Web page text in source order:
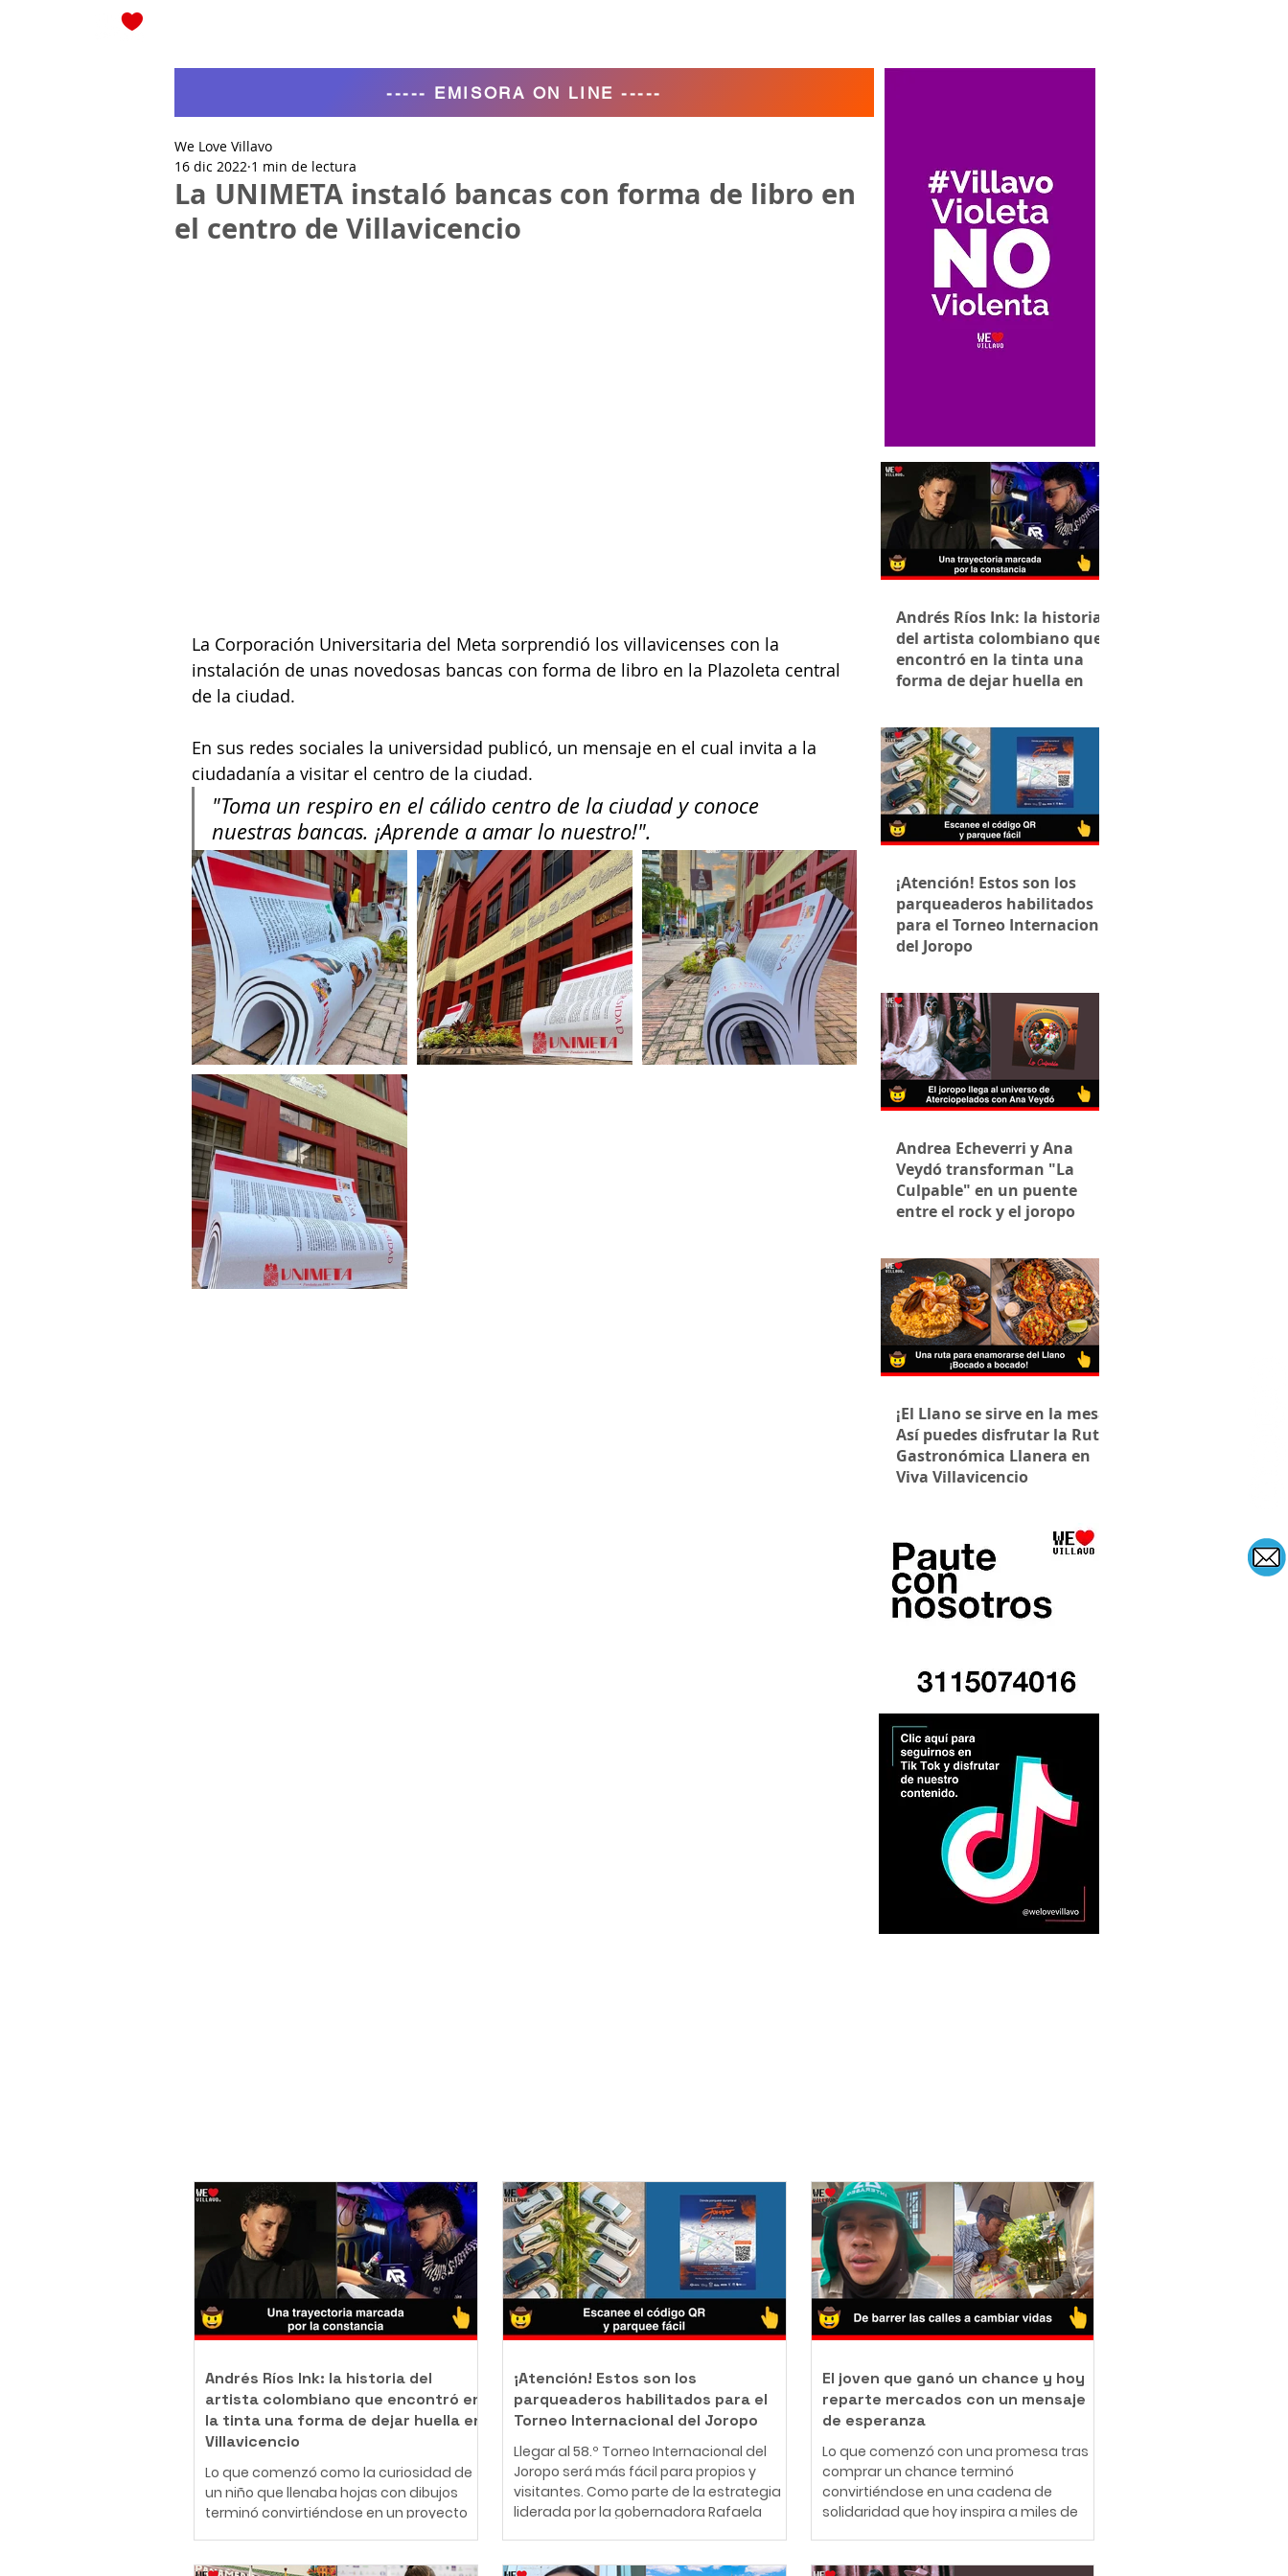
La UNIMETA instaló bancas con forma de libro en
el centro de Villavicencio
We Love Villavo
16 dic 2022 1 min de lectura
La Corporación Universitaria del Meta sorprendió los villavicenses con la
instalación de unas novedosas bancas con forma de libro en la Plazoleta central
de la ciudad.
En sus redes sociales la universidad publicó, un mensaje en el cual invita a la
ciudadanía a visitar el centro de la ciudad.
"Toma un respiro en el cálido centro de la ciudad y conoce
nuestras bancas. ¡Aprende a amar lo nuestro!".
----- EMISORA ON LINE -----
Andrés Ríos Ink: la historia
del artista colombiano que
encontró en la tinta una
forma de dejar huella en
¡Atención! Estos son los
parqueaderos habilitados
para el Torneo Internacional
del Joropo
Andrea Echeverri y Ana
Veydó transforman "La
Culpable" en un puente
entre el rock y el joropo
¡El Llano se sirve en la mesa!
Así puedes disfrutar la Ruta
Gastronómica Llanera en
Viva Villavicencio
Andrés Ríos Ink: la historia del
artista colombiano que encontró en
la tinta una forma de dejar huella en
Villavicencio
Lo que comenzó como la curiosidad de
un niño que llenaba hojas con dibujos
terminó convirtiéndose en un proyecto
¡Atención! Estos son los
parqueaderos habilitados para el
Torneo Internacional del Joropo
Llegar al 58.º Torneo Internacional del
Joropo será más fácil para propios y
visitantes. Como parte de la estrategia
liderada por la gobernadora Rafaela
fiesta cultural del Llano, la Gobernación
El joven que ganó un chance y hoy
reparte mercados con un mensaje
de esperanza
Lo que comenzó con una promesa tras
comprar un chance terminó
convirtiéndose en una cadena de
solidaridad que hoy inspira a miles de
conocido como "Panita", combina su